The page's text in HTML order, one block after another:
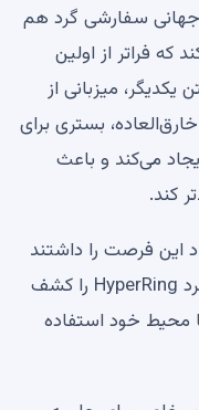
جهانی سفارشی گرد هم
که فراتر از اولین
یکدیگر، میزبانی از
بستری برای
می‌کند و باعث
کند.
این فرصت را داشتند
تا ویژگی ها و قدرت های منحصر به فرد HyperRing را کشف
محیط خود استفاده